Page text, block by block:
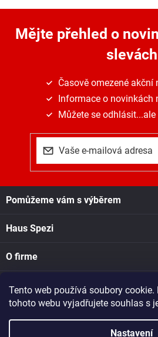
Tento web používá soubory
tohoto webu vyjadřujete souhlas s
Nastavení
Mějte přehled o
slevách
Časově omezené akční
Informace o novinkách
Můžete se
Pomůžeme vám s výběrem
Haus Spezi
O firme
Facebook